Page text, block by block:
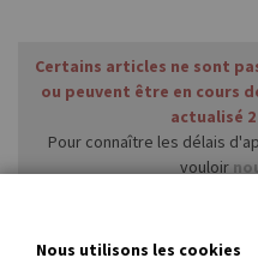
Certains articles ne sont
ou peuvent être en cours
actualisé
Pour connaître les délais
vouloir
Nous utilisons les cookies